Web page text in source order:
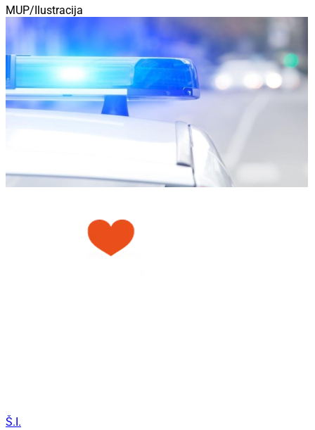
MUP/Ilustracija
Š.I.